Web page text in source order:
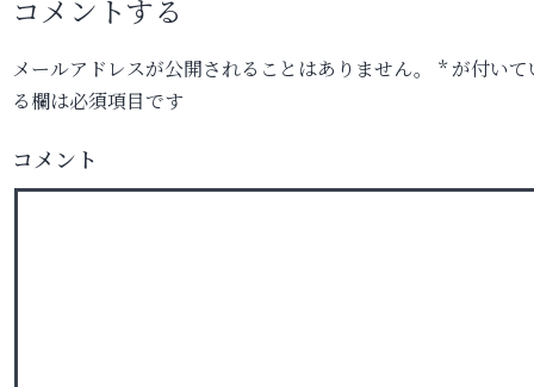
コメントする
メールアドレスが公開されることはありません。 *が付いて
る欄は必須項目です
コメント